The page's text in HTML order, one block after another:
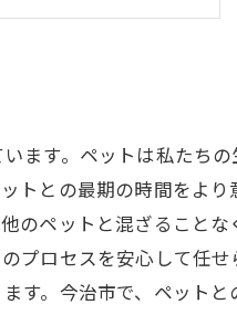
経験した飼い主の声
ト火葬の意義
ます。ペットは私たち
トとの最期の時間をよ
のペットと混ざること
プロセスを安心して任
す。今治市で、ペット